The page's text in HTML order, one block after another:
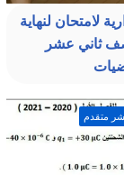
لامتحان لنهاية
ثاني عشر
متقدم